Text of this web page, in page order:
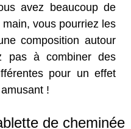
avez beaucoup de
vous pourriez les
composition autour
pas à combiner des
pour un effet
!
de cheminée